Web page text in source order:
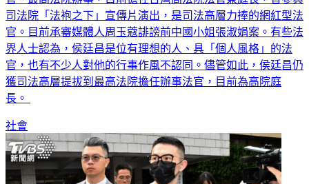
司法院「法袍之下」宣傳片演出，是司法高層力捧的網紅型法
官。目前承審媒體人周玉蔻誹謗前中國小姐張淑娟案。有些法
界人士認為，侯廷昌是位有理想的人、具「個人風格」的法
官，也有不少人對他的行事作風不認同。儘管如此，侯廷昌仍
獲司法高層提拔到最高法院擔任辦事法官，目前為高院庭
長。
社會